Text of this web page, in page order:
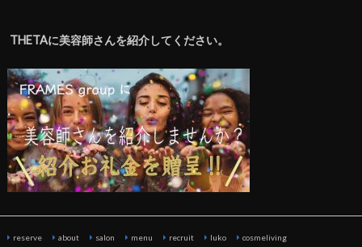
THETAに美容師さんを紹介してください。
reserve about salon menu recruit luko cosmeliving